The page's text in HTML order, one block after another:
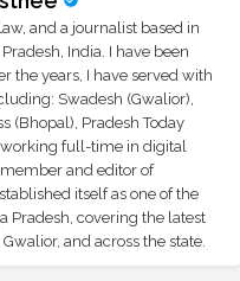
and a journalist based in
India. I have been
the years, I have served with
Swadesh (Gwalior),
(Bhopal), Pradesh Today
working full-time in digital
and editor of
itself as one of the
Pradesh, covering the latest
and across the state.